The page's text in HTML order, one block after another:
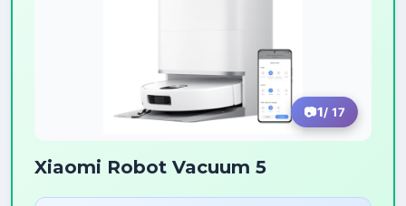
1/ 17
Xiaomi Robot Vacuum 5